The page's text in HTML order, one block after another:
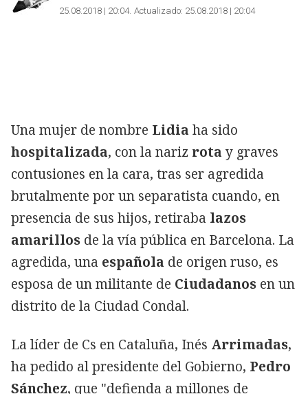
25.08.2018 | 20:04 Actualizado: 25.08.2018 | 20:04
Una mujer de nombre Lidia ha sido
hospitalizada, con la nariz rota y graves
contusiones en la cara, tras ser agredida
brutalmente por un separatista cuando, en
presencia de sus hijos, retiraba lazos
amarillos de la vía pública en Barcelona. La
agredida, una española de origen ruso, es
esposa de un militante de Ciudadanos en un
distrito de la Ciudad Condal.
La líder de Cs en Cataluña, Inés Arrimadas,
ha pedido al presidente del Gobierno, Pedro
Sánchez, que "defienda a millones de